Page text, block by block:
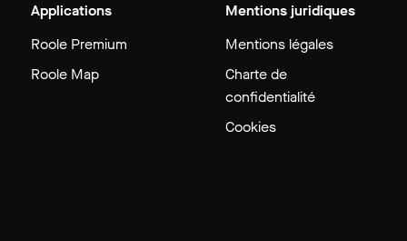
Applications
Roole Premium
Roole Map
Mentions juridiques
Mentions légales
Charte de
confidentialité
Cookies